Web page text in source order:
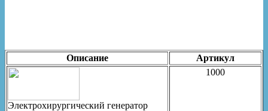
Описание Артикул
Электрохирургический генератор
1000